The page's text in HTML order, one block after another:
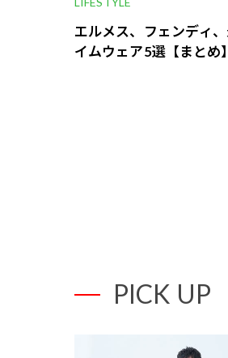
エルメス、フェンディ
イムウェア5選【まとめ】
PICK UP